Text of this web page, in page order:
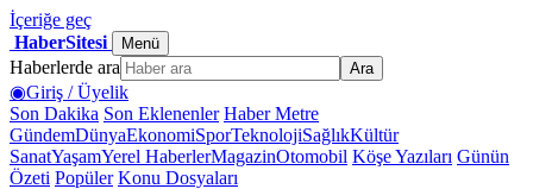
İçeriğe geç
HaberSitesi
Menü
Haberlerde ara Ara
◉Giriş / Üyelik
Son Dakika Son Eklenenler Haber Metre
GündemDünyaEkonomiSporTeknolojiSağlıkKültür
SanatYaşamYerel HaberlerMagazinOtomobil Köşe Yazıları Günün
Özeti Popüler Konu Dosyaları